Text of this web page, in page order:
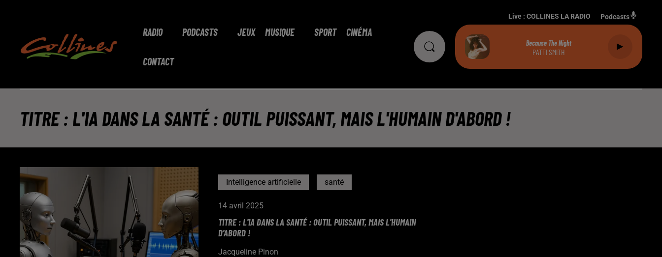
RADIO PODCASTS JEUX MUSIQUE SPORT CINÉMA
CONTACT
Live : COLLINES LA RADIO Podcasts
Because The Night
PATTI SMITH
TITRE : L'IA DANS LA SANTÉ : OUTIL PUISSANT, MAIS L'HUMAIN D'ABORD !
Intelligence artificielle santé
14 avril 2025
TITRE : L'IA DANS LA SANTÉ : OUTIL PUISSANT, MAIS L'HUMAIN
D'ABORD !
Jacqueline Pinon